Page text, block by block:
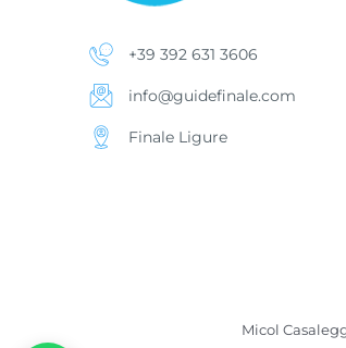
+39 392 631 3606
info@guidefinale.com
Finale Ligure
Micol